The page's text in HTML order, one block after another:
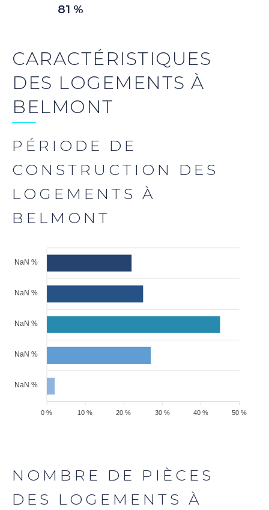
81 %
CARACTÉRISTIQUES
DES LOGEMENTS À
BELMONT
PÉRIODE DE
CONSTRUCTION DES
LOGEMENTS À
BELMONT
NaN %
NaN %
NaN %
NaN %
NaN %
50 %
40 %
30 %
20 %
10 %
0 %
NOMBRE DE PIÈCES
DES LOGEMENTS À